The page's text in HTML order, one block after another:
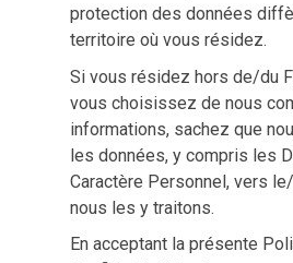
protection des données
territoire où vous résidez.
Si vous résidez hors de/du
vous choisissez de nous
informations, sachez que
les données, y compris les
Caractère Personnel, vers
nous les y traitons.
En acceptant la présente